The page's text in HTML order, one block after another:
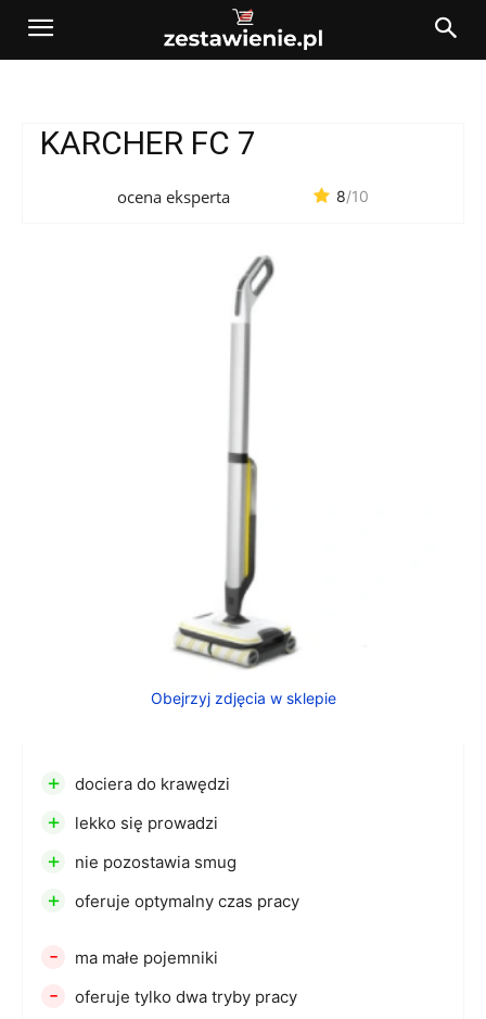
KARCHER FC 7
ocena eksperta 8/10
Obejrzyj zdjęcia w sklepie
+ dociera do krawędzi
+ lekko się prowadzi
+ nie pozostawia smug
+ oferuje optymalny czas pracy
- ma małe pojemniki
- oferuje tylko dwa tryby pracy